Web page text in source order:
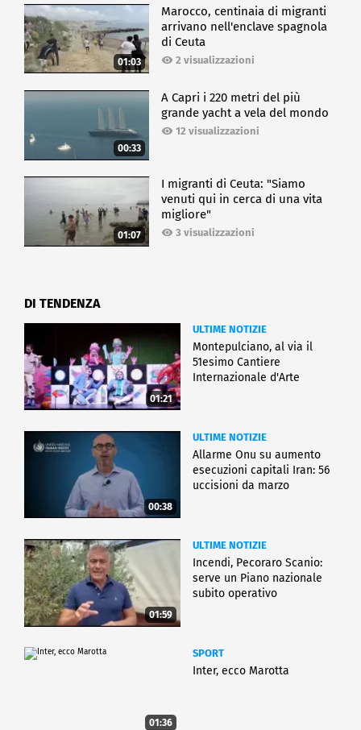
01:03
Marocco, centinaia di migranti
arrivano nell'enclave spagnola
di Ceuta
2 visualizzazioni
00:33
A Capri i 220 metri del più
grande yacht a vela del mondo
12 visualizzazioni
01:07
I migranti di Ceuta: "Siamo
venuti qui in cerca di una vita
migliore"
3 visualizzazioni
DI TENDENZA
01:21
ULTIME NOTIZIE
Montepulciano, al via il
51esimo Cantiere
Internazionale d'Arte
00:38
ULTIME NOTIZIE
Allarme Onu su aumento
esecuzioni capitali Iran: 56
uccisioni da marzo
01:59
ULTIME NOTIZIE
Incendi, Pecoraro Scanio:
serve un Piano nazionale
subito operativo
01:36
SPORT
Inter, ecco Marotta